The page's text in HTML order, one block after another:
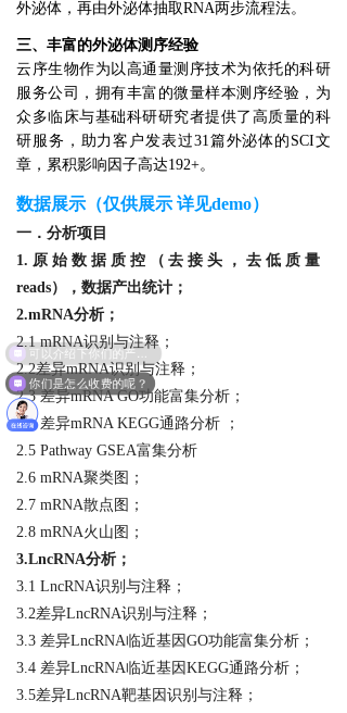
外泌体，再由外泌体抽取RNA两步流程法。
三、丰富的外泌体测序经验
云序生物作为以高通量测序技术为依托的科研
服务公司，拥有丰富的微量样本测序经验，为
众多临床与基础科研研究者提供了高质量的科
研服务，助力客户发表过31篇外泌体的SCI文
章，累积影响因子高达192+。
数据展示（仅供展示 详见demo）
一． 分析项目
1. 原始数据质控（去接头，去低质量
reads），数据产出统计；
2.mRNA分析；
2.1 mRNA识别与注释；
2.2差异mRNA识别与注释；
2.3 差异mRNA GO功能富集分析；
2.4 差异mRNA KEGG通路分析 ；
2.5 Pathway GSEA富集分析
2.6 mRNA聚类图；
2.7 mRNA散点图；
2.8 mRNA火山图；
3.LncRNA分析；
3.1 LncRNA识别与注释；
3.2差异LncRNA识别与注释；
3.3 差异LncRNA临近基因GO功能富集分析；
3.4 差异LncRNA临近基因KEGG通路分析；
3.5差异LncRNA靶基因识别与注释；
你们是怎么收费的呢？